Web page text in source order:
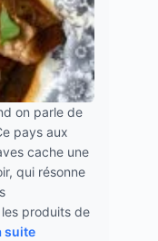
on parle de
pays aux
cache une
qui résonne
produits de
suite